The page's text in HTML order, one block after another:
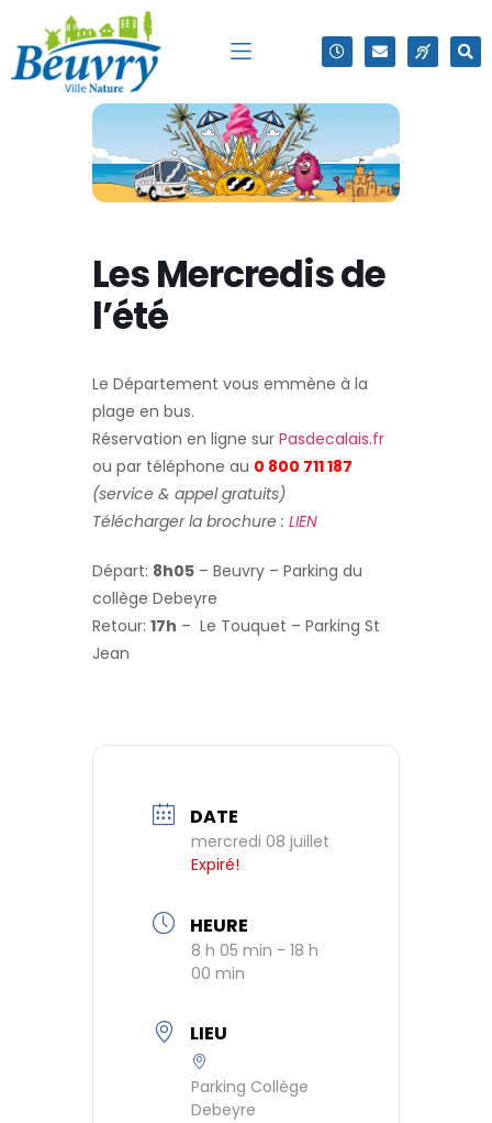
Les Mercredis de
l’été
Le Département vous emmène à la
plage en bus.
Réservation en ligne sur Pasdecalais.fr
ou par téléphone au 0 800 711 187
(service & appel gratuits)
Télécharger la brochure : LIEN
Départ: 8h05 – Beuvry – Parking du
collège Debeyre
Retour: 17h – Le Touquet – Parking St
Jean
DATE
mercredi 08 juillet
Expiré!
HEURE
8 h 05 min - 18 h
00 min
LIEU
Parking Collège
Debeyre